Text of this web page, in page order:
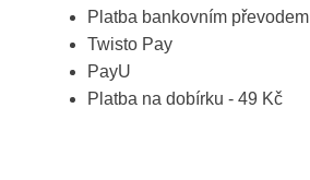
Platba bankovním převodem
Twisto Pay
PayU
Platba na dobírku - 49 Kč